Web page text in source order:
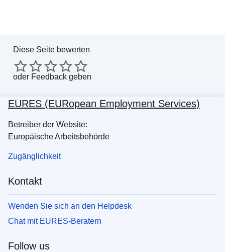
Diese Seite bewerten
oder Feedback geben
EURES (EURopean Employment Services)
Betreiber der Website:
Europäische Arbeitsbehörde
Zugänglichkeit
Kontakt
Wenden Sie sich an den Helpdesk
Chat mit EURES-Beratern
Follow us